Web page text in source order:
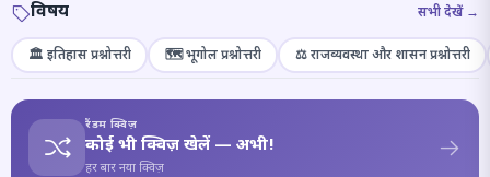
विषय सभी देखें →
🏛️ इतिहास प्रश्नोत्तरी 🗺️ भूगोल प्रश्नोत्तरी ⚖️ राजव्यवस्था और शासन प्रश्नोत्तरी
रैंडम क्विज़
कोई भी क्विज़ खेलें — अभी!
हर बार नया क्विज़